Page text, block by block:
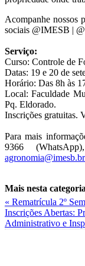
Acompanhe nossos
sociais @IMESB |
Serviço:
Curso: Controle de
Datas: 19 e 20 de
Horário: Das 8h às
Local: Faculdade
Pq. Eldorado.
Inscrições gratuitas.
Para mais
9366
agronomia@imesb.br
Mais nesta
« Rematrícula 2º
Inscrições Abertas:
Administrativo e